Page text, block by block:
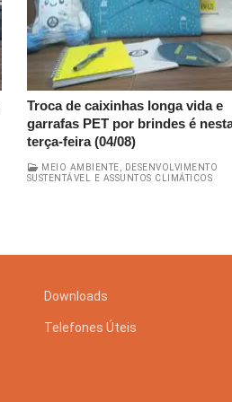
Troca de caixinhas longa vida e
garrafas PET por brindes é
terça-feira (04/08)
MEIO AMBIENTE, DESENVOLVIMENTO
SUSTENTÁVEL E ASSUNTOS CLIMÁTICOS
Downloads
Telefones Úteis